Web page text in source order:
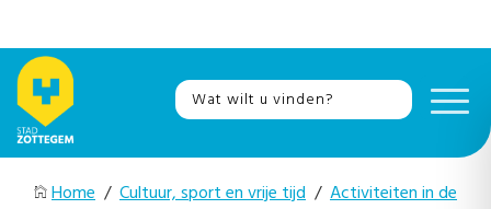
Home / Cultuur, sport en vrije tijd / Activiteiten in de